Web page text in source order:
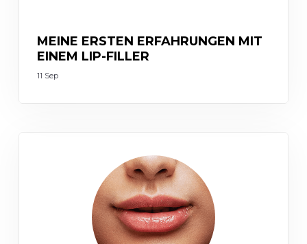
MEINE ERSTEN ERFAHRUNGEN MIT
EINEM LIP-FILLER
11 Sep